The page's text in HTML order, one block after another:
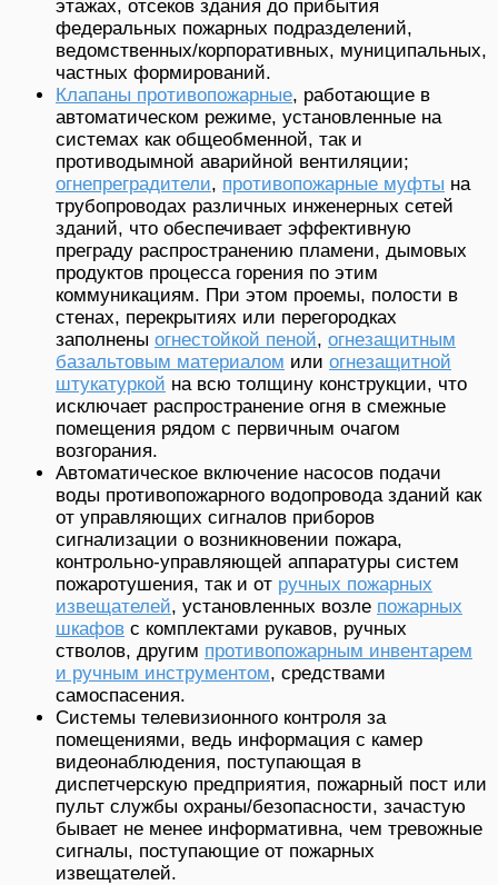
этажах, отсеков здания до прибытия
федеральных пожарных подразделений,
ведомственных/корпоративных, муниципальных,
частных формирований.
Клапаны противопожарные, работающие в
автоматическом режиме, установленные на
системах как общеобменной, так и
противодымной аварийной вентиляции;
огнепреградители, противопожарные муфты на
трубопроводах различных инженерных сетей
зданий, что обеспечивает эффективную
преграду распространению пламени, дымовых
продуктов процесса горения по этим
коммуникациям. При этом проемы, полости в
стенах, перекрытиях или перегородках
заполнены огнестойкой пеной, огнезащитным
базальтовым материалом или огнезащитной
штукатуркой на всю толщину конструкции, что
исключает распространение огня в смежные
помещения рядом с первичным очагом
возгорания.
Автоматическое включение насосов подачи
воды противопожарного водопровода зданий как
от управляющих сигналов приборов
сигнализации о возникновении пожара,
контрольно-управляющей аппаратуры систем
пожаротушения, так и от ручных пожарных
извещателей, установленных возле пожарных
шкафов с комплектами рукавов, ручных
стволов, другим противопожарным инвентарем
и ручным инструментом, средствами
самоспасения.
Системы телевизионного контроля за
помещениями, ведь информация с камер
видеонаблюдения, поступающая в
диспетчерскую предприятия, пожарный пост или
пульт службы охраны/безопасности, зачастую
бывает не менее информативна, чем тревожные
сигналы, поступающие от пожарных
извещателей.